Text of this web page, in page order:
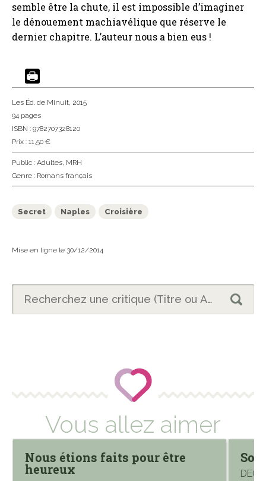
semble être la chute, il est impossible d’imaginer
le dénouement machiavélique que réserve le
dernier chapitre. L’auteur nous a bien eus !
Les Éd. de Minuit, 2015
94 pages
ISBN : 9782707328120
Prix : 11,50 €
Public : Adultes, MRH
Genre : Romans français
Secret Naples Croisière
Mise en ligne le 30/12/2014
Vous allez aimer
Nous étions faits pour être
heureux